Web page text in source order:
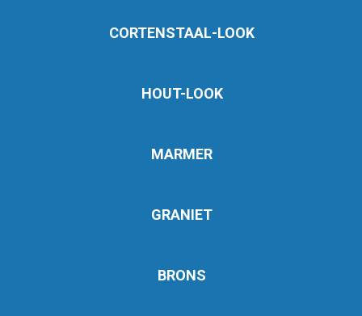
CORTENSTAAL-LOOK
HOUT-LOOK
MARMER
GRANIET
BRONS